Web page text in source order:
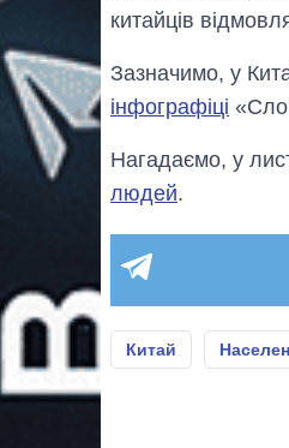
китайців
Зазначимо, у
інфографіці
Нагадаємо, у
людей.
Китай